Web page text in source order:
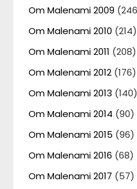
Om Malenami 2009
Om Malenami 2010 (214)
Om Malenami 2011 (208)
Om Malenami 2012 (176)
Om Malenami 2013 (140)
Om Malenami 2014 (90)
Om Malenami 2015 (96)
Om Malenami 2016 (68)
Om Malenami 2017 (57)